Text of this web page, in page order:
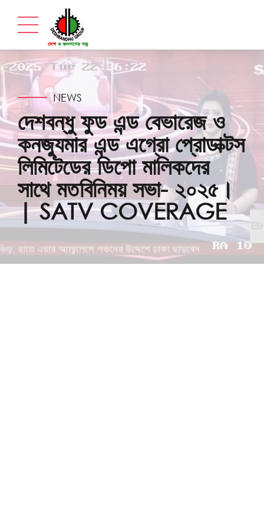
NEWS
দেশবন্ধু ফুড এন্ড বেভারেজ ও
কনজ্যুমার এন্ড এগ্রো প্রোডাক্টস
লিমিটেডের ডিপো মালিকদের
সাথে মতবিনিময় সভা- ২০২৫।
| SATV COVERAGE